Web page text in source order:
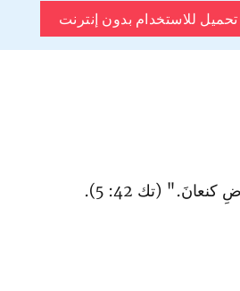
تحميل للاستخدام بدون إنترنت
(تك 42: 5).